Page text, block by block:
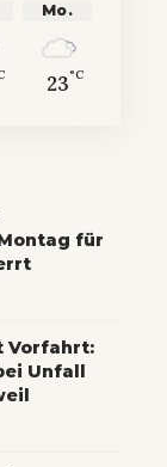
Mo.
23°C
für
Vorfahrt:
Unfall